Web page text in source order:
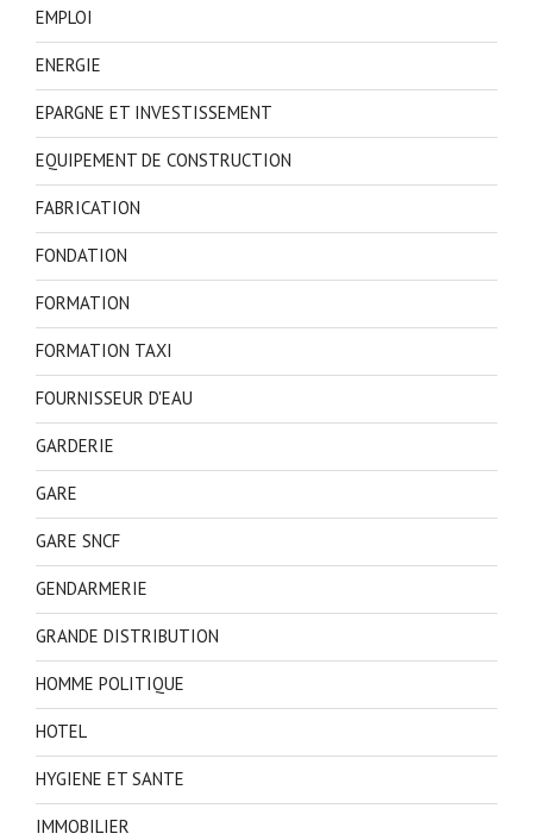
EMPLOI
ENERGIE
EPARGNE ET INVESTISSEMENT
EQUIPEMENT DE CONSTRUCTION
FABRICATION
FONDATION
FORMATION
FORMATION TAXI
FOURNISSEUR D'EAU
GARDERIE
GARE
GARE SNCF
GENDARMERIE
GRANDE DISTRIBUTION
HOMME POLITIQUE
HOTEL
HYGIENE ET SANTE
IMMOBILIER